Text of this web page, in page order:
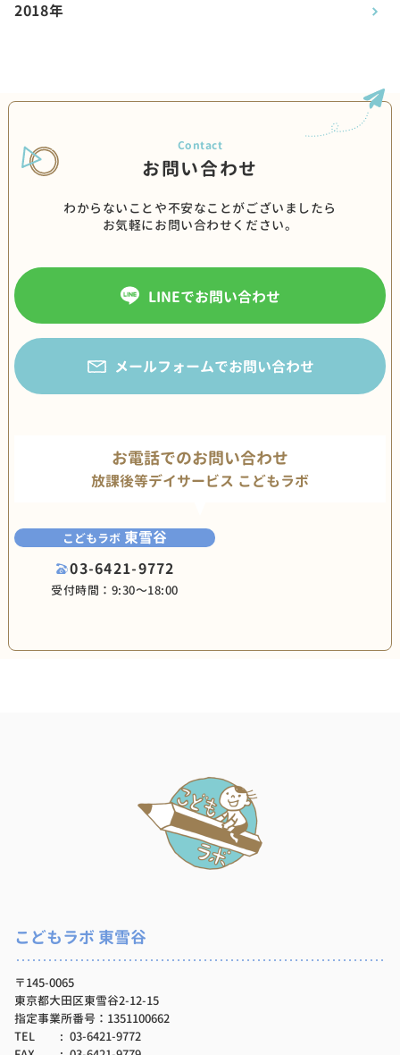
2018年
お問い合わせ
わからないことや不安なことがございましたら
お気軽にお問い合わせください。
LINEでお問い合わせ
メールフォームでお問い合わせ
お電話でのお問い合わせ
放課後等デイサービス こどもラボ
こどもラボ 東雪谷
03-6421-9772
受付時間：9:30〜18:00
こどもラボ 東雪谷
〒145-0065
東京都大田区東雪谷2-12-15
指定事業所番号：1351100662
TEL
03-6421-9772